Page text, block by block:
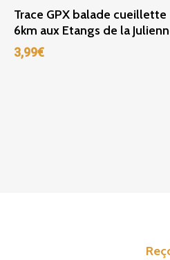
Ajouter Au Panier
Trace GPX balade cueillette
6km aux Etangs de la
3,99€